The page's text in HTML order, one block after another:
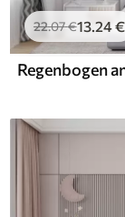
22.07€13.24€
Regenbogen